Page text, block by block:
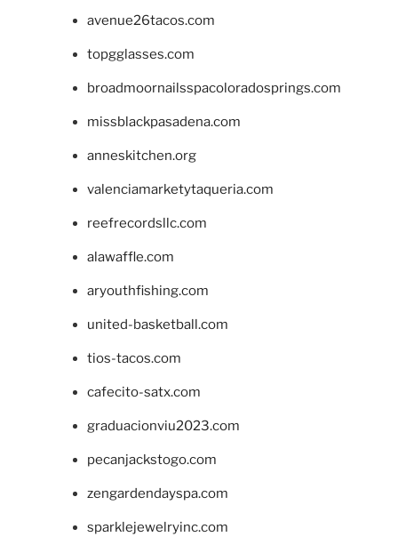
avenue26tacos.com
topgglasses.com
broadmoornailsspacoloradosprings.com
missblackpasadena.com
anneskitchen.org
valenciamarketytaqueria.com
reefrecordsllc.com
alawaffle.com
aryouthfishing.com
united-basketball.com
tios-tacos.com
cafecito-satx.com
graduacionviu2023.com
pecanjackstogo.com
zengardendayspa.com
sparklejewelryinc.com